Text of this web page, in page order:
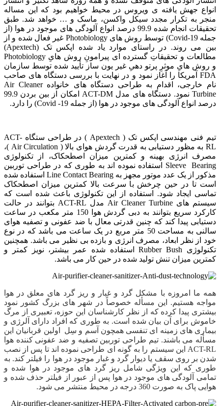
انواع جهش یافته ی ویروس در محیط خواهیم بود که این مساله
منجر به تکرار مجدد سیکل واکسن، ماسک و … خواهد شد. طبق
تحقیقات انجام شده 99.9 درصد انواع آلودگی های موجود در هوا (از
جمله Covid-19) توسط روش های Photobiology غیر فعال شده و از
بین می روند. در راستای موارد یاد شده اپکس تک (Apextech)
مطالعات و تحقیقاتِ گسترده ای پیرامونِ روش هایِ Photobiology
و روش هایِ موثرِ پرتو دهیِ غیر یون ساز تأیید شده توسط سازمان
FDA آمریکا را آغاز نمود و در نهایت با بررسی دستگاه های صاحب
نام خارجی، اقدام به طراحی دستگاه های خانواده Air Cleaner
Turbine نمود. دستگاه های مدل ACT-DM امکان از بین بردن 99.9
درصد انواع آلودگی های موجود در هوا (از جمله Covid -19) را دارد.
تیم فنی مهندسی اپکس تک ( Apextech ) در طراحی ستگاه ACT-
RL به مظور دستیابی به قدرت گردش هوای بالا ( Air Circulation )،
مصرف انرژی بهینه و کمترین میزان اصطحکاک، از تکنولوژی
Sleeve Bearing استفاده نموده اند به طوری که در طراحی توربین
مذکور از یک عدد موتور مجهز به Line Contact Bearing استفاده شده
است تا در حین چرخش با سرعت بالا کمترین میزان اصطحکاک
تماسی ایجاد شود. استفاده از این تکنولوژی باعث شده است که
سیستم های Air Cleaner Turbine مدل ACT-RL بتوانند در حالت
کارکرد سریع بتوانند به دبی گردش هوا 150 متر مکعب در ساعت
دستیابی پیدا کند که چنین قدرتی معال با ضد عفونی و تصفیه هوای
سالنی به مساحت 50 متر مربع در یک ساعت می باشد که در نوع
خود از نظر ابعاد، مصرف انرژی و بازده بی نظیر می باشد. همچنین
تکنولوژی Rubber Bush استفاده شده عمر بیشتر، نویز کمتر و
کمترین میزان تنش تولید شده در حین کار می باشد.
همه ما امروزه با مشکل گرد و غبار و ریز گرد های معلق در هوا
مواجه هستیم. این مسأله خصوصاً در شهر های بزرگ کشور نمود
بیشتری پیدا کرده که از نظر کارشناسان این حوزه، تعبیری از مرگ
خاموش برای آن بیان شده است. به طوری که افراد دارای آلرژی و
بیماری های زمینه ای تنفسی همچون آسم و سِل اولین قربانیان این
مسأله می باشند. تیم طراحی توربین تصفیه و ضد عفونی کننده هوا
ACT-RL این سیستم را به گونه ای طراحی نموده اند تا پس از نصب
شدن بر روی سقف یا دیوار گرد و غبار موجود در هوا را فیلتر کند. به
طوری که این ویژگی شامل ریز گرد های موجود در هوا شده و
تمامی آلودگی های موجود در هوا پس از عبور از فیلتر حذف شده و
هوایی پاک به صورت 360 درجه در محیط منتشر می شود.